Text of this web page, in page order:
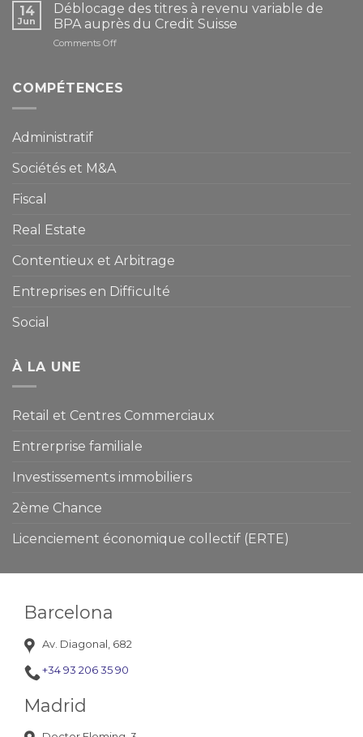
Barcelona
Av. Diagonal, 682
+34 93 206 35 90
Madrid
14
Jun
Déblocage des titres à revenu variable de
BPA auprès du Credit Suisse
Comments Offon
titres
COMPÉTENCES
Administratif
Sociétés et M&A
Fiscal
Real Estate
Contentieux et Arbitrage
Entreprises en Difficulté
Social
À LA UNE
Retail et Centres Commerciaux
Entrerprise familiale
Investissements immobiliers
2ème Chance
Licenciement économique collectif (ERTE)